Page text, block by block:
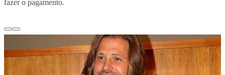
fazer o pagamento.